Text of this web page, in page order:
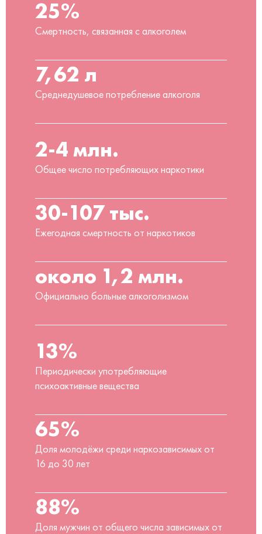
25%
Смертность, связанная с алкоголем
7,62 л
Среднедушевое потребление алкоголя
2-4 млн.
Общее число потребляющих наркотики
30-107 тыс.
Ежегодная смертность от наркотиков
около 1,2 млн.
Официально больные алкоголизмом
13%
Периодически употребляющие
психоактивные вещества
65%
Доля молодёжи среди наркозависимых от
16 до 30 лет
88%
Доля мужчин от общего числа зависимых от